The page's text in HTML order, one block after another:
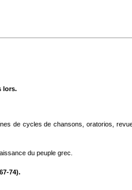
lors.
de cycles de chansons, oratorios,
du peuple grec.
74).